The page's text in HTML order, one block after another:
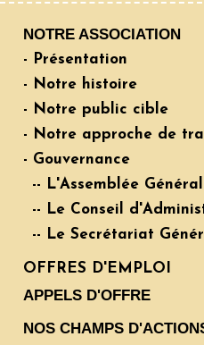
NOTRE ASSOCIATION
- Présentation
- Notre histoire
- Notre public cible
- Notre approche de
- Gouvernance
-- L'Assemblée
-- Le Conseil
-- Le Secrétariat
OFFRES D'EMPLOI
APPELS D'OFFRE
NOS CHAMPS